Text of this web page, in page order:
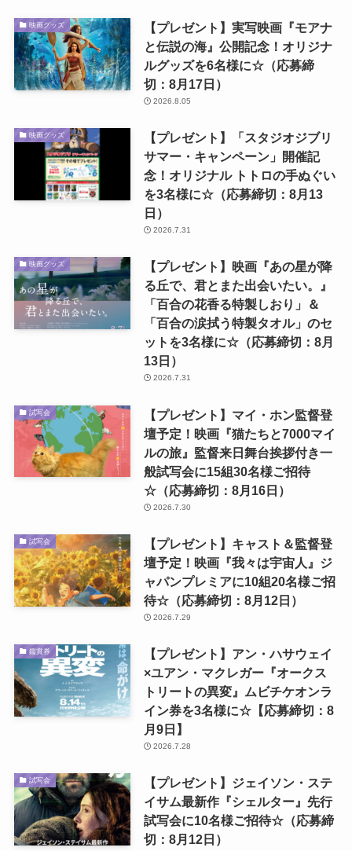
映画グッズ
【プレゼント】実写映画『モアナ
と伝説の海』公開記念！オリジナ
ルグッズを6名様に☆（応募締
切：8月17日）
2026.8.05
映画グッズ
【プレゼント】「スタジオジブリ
サマー・キャンペーン」開催記
念！オリジナル トトロの手ぬぐい
を3名様に☆（応募締切：8月13
日）
2026.7.31
映画グッズ
【プレゼント】映画『あの星が降
る丘で、君とまた出会いたい。』
「百合の花香る特製しおり」＆
「百合の涙拭う特製タオル」のセ
ットを3名様に☆（応募締切：8月
13日）
2026.7.31
試写会
【プレゼント】マイ・ホン監督登
壇予定！映画『猫たちと7000マイ
ルの旅』監督来日舞台挨拶付き一
般試写会に15組30名様ご招待
☆（応募締切：8月16日）
2026.7.30
試写会
【プレゼント】キャスト＆監督登
壇予定！映画『我々は宇宙人』ジ
ャパンプレミアに10組20名様ご招
待☆（応募締切：8月12日）
2026.7.29
鑑賞券
【プレゼント】アン・ハサウェイ
×ユアン・マクレガー『オークス
トリートの異変』ムビチケオンラ
イン券を3名様に☆【応募締切：8
月9日】
2026.7.28
試写会
【プレゼント】ジェイソン・ステ
イサム最新作『シェルター』先行
試写会に10名様ご招待☆（応募締
切：8月12日）